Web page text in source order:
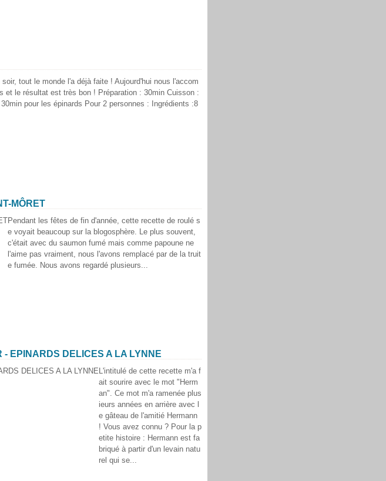
tout le monde l'a déjà faite ! Aujourd'hui nous l'accom
et le résultat est très bon ! Préparation : 30min Cuisson :
pour les épinards Pour 2 personnes : Ingrédients :8
MÔRET
Pendant les fêtes de fin d'année, cette recette de roulé s
e voyait beaucoup sur la blogosphère. Le plus souvent,
c'était avec du saumon fumé mais comme papoune ne
l'aime pas vraiment, nous l'avons remplacé par de la truit
e fumée. Nous avons regardé plusieurs...
- EPINARDS DELICES A LA LYNNE
L'intitulé de cette recette m'a f
ait sourire avec le mot "Herm
an". Ce mot m'a ramenée plus
ieurs années en arrière avec l
e gâteau de l'amitié Hermann
! Vous avez connu ? Pour la p
etite histoire : Hermann est fa
briqué à partir d'un levain natu
rel qui se...